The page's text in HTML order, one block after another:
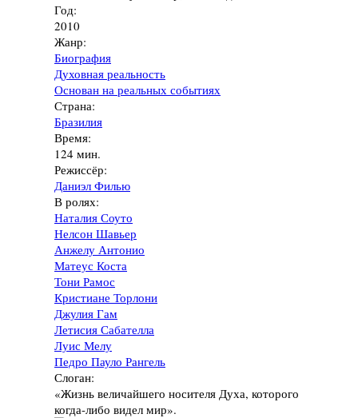
Год:
2010
Жанр:
Биография
Духовная реальность
Основан на реальных событиях
Страна:
Бразилия
Время:
124 мин.
Режиссёр:
Даниэл Филью
В ролях:
Наталия Соуто
Нелсон Шавьер
Анжелу Антонио
Матеус Коста
Тони Рамос
Кристиане Торлони
Джулия Гам
Летисия Сабателла
Луис Мелу
Педро Пауло Рангель
Слоган:
«Жизнь величайшего носителя Духа, которого
когда-либо видел мир».